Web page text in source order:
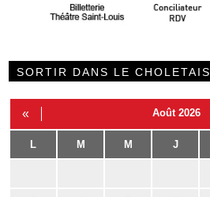
SORTIR DANS LE CHOLETAIS
« Août 2026
L M M J